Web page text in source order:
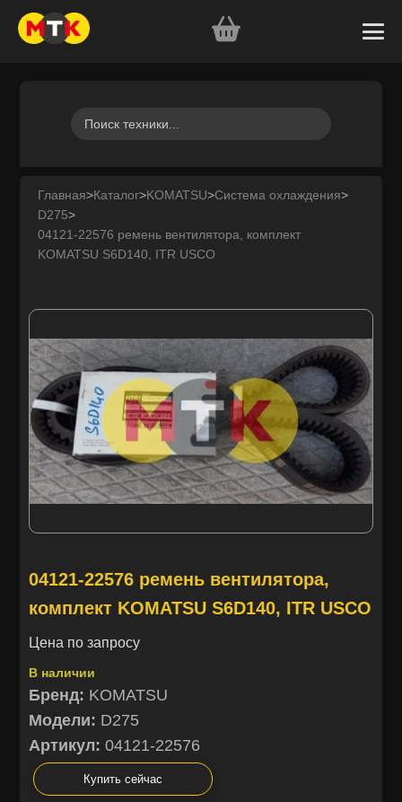
Главная>Каталог>KOMATSU>Система охлаждения>
D275>
04121-22576 ремень вентилятора, комплект
KOMATSU S6D140, ITR USCO
04121-22576 ремень вентилятора,
комплект KOMATSU S6D140, ITR USCO
Цена по запросу
В наличии
Бренд: KOMATSU
Модели: D275
Артикул: 04121-22576
Купить сейчас